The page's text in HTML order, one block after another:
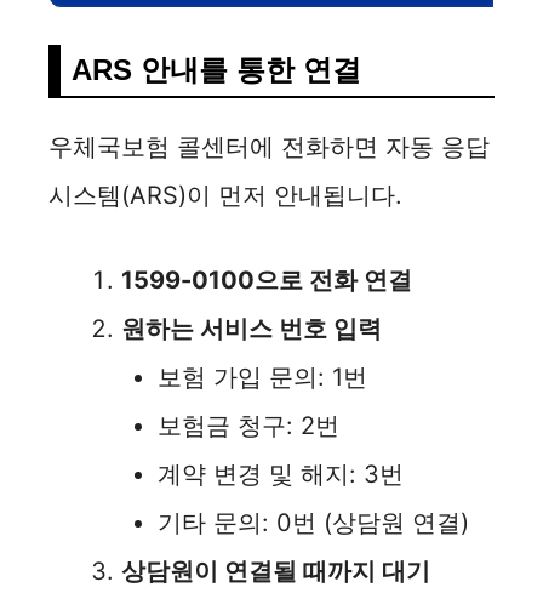
ARS 안내를 통한 연결
우체국보험 콜센터에 전화하면 자동 응답
시스템(ARS)이 먼저 안내됩니다.
1599-0100으로 전화 연결
원하는 서비스 번호 입력
보험 가입 문의: 1번
보험금 청구: 2번
계약 변경 및 해지: 3번
기타 문의: 0번 (상담원 연결)
상담원이 연결될 때까지 대기